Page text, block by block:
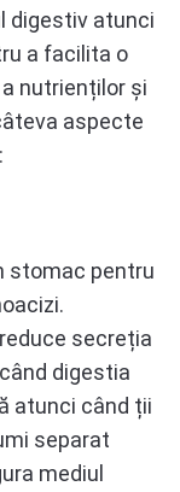
digestiv atunci
a facilita o
nutrienților și
aspecte
stomac pentru
secreția
digestia
atunci când ții
separat
mediul